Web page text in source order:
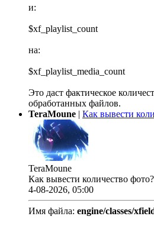
и:
$xf_playlist_count
на:
$xf_playlist_media_count
Это даст фактическое
обработанных файлов.
TeraMoune | Как вывести
TeraMoune
Как вывести количество фото?
4-08-2026, 05:00
Имя файла: engine/classes/